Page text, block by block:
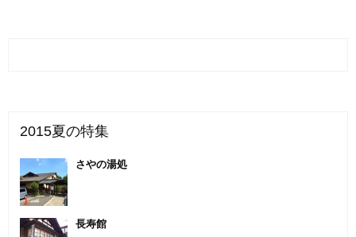
2015夏の特集
さやの湯処
長寿館